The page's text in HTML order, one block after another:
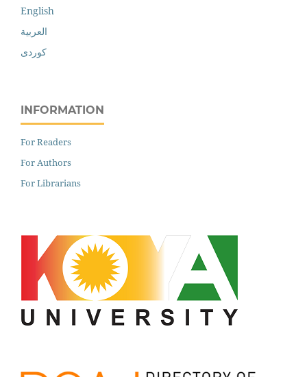
English
العربية
کوردی
INFORMATION
For Readers
For Authors
For Librarians